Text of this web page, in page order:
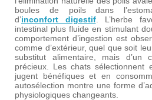
boules de poils dans
d’inconfort digestif. L’herbe
intestinal plus fluide en stimulant
comportement d’ingestion est
comme d’extérieur, quel que soit
substitut alimentaire, mais d’un
précieux. Les chats sélectionnent
jugent bénéfiques et en
autosélection montre une forme
physiologiques changeants.